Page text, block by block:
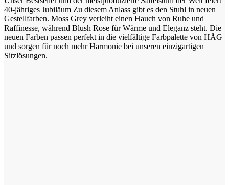
40-jähriges Jubiläum Zu diesem Anlass gibt es den Stuhl in neuen
Gestellfarben. Moss Grey verleiht einen Hauch von Ruhe und
Raffinesse, während Blush Rose für Wärme und Eleganz steht. Die
neuen Farben passen perfekt in die vielfältige Farbpalette von HÅG
und sorgen für noch mehr Harmonie bei unseren einzigartigen
Sitzlösungen.